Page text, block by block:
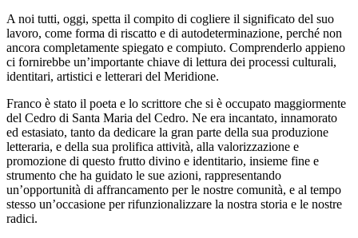
A noi tutti, oggi, spetta il compito di cogliere il significato del suo
lavoro, come forma di riscatto e di autodeterminazione, perché non
ancora completamente spiegato e compiuto. Comprenderlo appieno
ci fornirebbe un’importante chiave di lettura dei processi culturali,
identitari, artistici e letterari del Meridione.
Franco è stato il poeta e lo scrittore che si è occupato maggiormente
del Cedro di Santa Maria del Cedro. Ne era incantato, innamorato
ed estasiato, tanto da dedicare la gran parte della sua produzione
letteraria, e della sua prolifica attività, alla valorizzazione e
promozione di questo frutto divino e identitario, insieme fine e
strumento che ha guidato le sue azioni, rappresentando
un’opportunità di affrancamento per le nostre comunità, e al tempo
stesso un’occasione per rifunzionalizzare la nostra storia e le nostre
radici.